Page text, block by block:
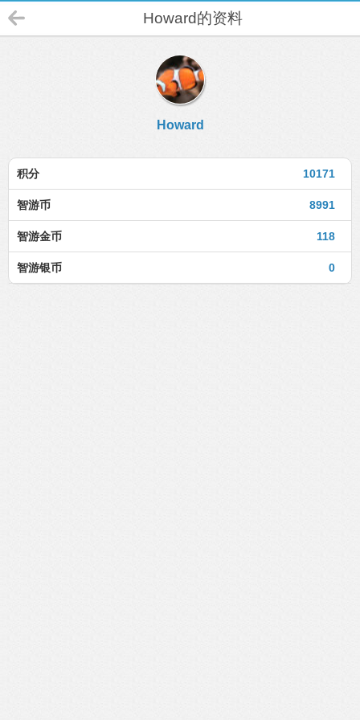
Howard的资料
Howard
10171
积分
8991
智游币
118
智游金币
0
智游银币